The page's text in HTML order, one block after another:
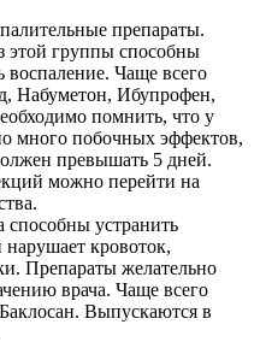
препараты.
этой группы способны
воспаление. Чаще всего
Набуметон, Ибупрофен,
помнить, что у
много побочных эффектов,
превышать 5 дней.
можно перейти на
способны устранить
кровоток,
Препараты желательно
врача. Чаще всего
Выпускаются в